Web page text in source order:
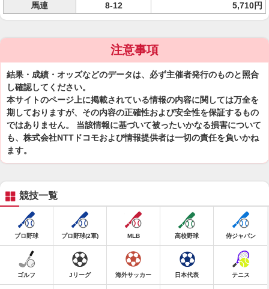
馬連
8-12 5,710円
注意事項
結果・成績・オッズなどのデータは、必ず主催者発行のものと照合
し確認してください。
本サイトのページ上に掲載されている情報の内容に関しては万全を
期しておりますが、その内容の正確性および安全性を保証するもの
ではありません。 当該情報に基づいて被ったいかなる損害について
も、株式会社NTTドコモおよび情報提供者は一切の責任を負いかね
ます。
競技一覧
プロ野球 プロ野球(2軍) MLB 高校野球 侍ジャパン
ゴルフ Jリーグ 海外サッカー 日本代表 テニス